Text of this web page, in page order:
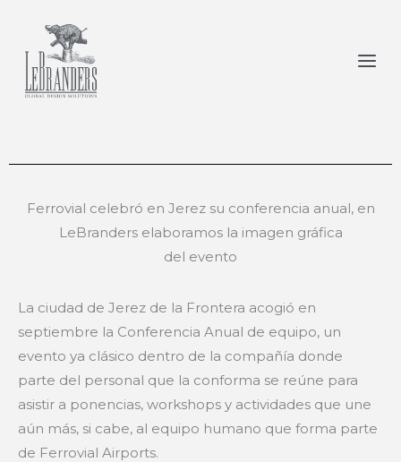
contenido
Ferrovial celebró en Jerez su conferencia anual, en
LeBranders elaboramos la imagen gráfica
del evento
La ciudad de Jerez de la Frontera acogió en
septiembre la Conferencia Anual de equipo, un
evento ya clásico dentro de la compañía donde
parte del personal que la conforma se reúne para
asistir a ponencias, workshops y actividades que une
aún más, si cabe, al equipo humano que forma parte
de Ferrovial Airports.